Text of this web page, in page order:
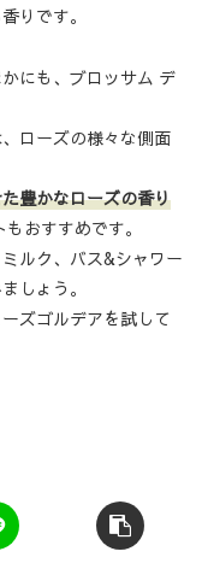
りです。
にも、ブロッサム デ
ローズの様々な側面
豊かなローズの香り
おすすめです。
ルク、バス&シャワー
しょう。
ズゴルデアを試して